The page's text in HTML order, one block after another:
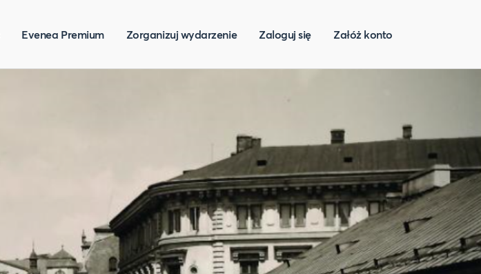
Evenea Premium Zorganizuj wydarzenie Zaloguj się Załóż konto